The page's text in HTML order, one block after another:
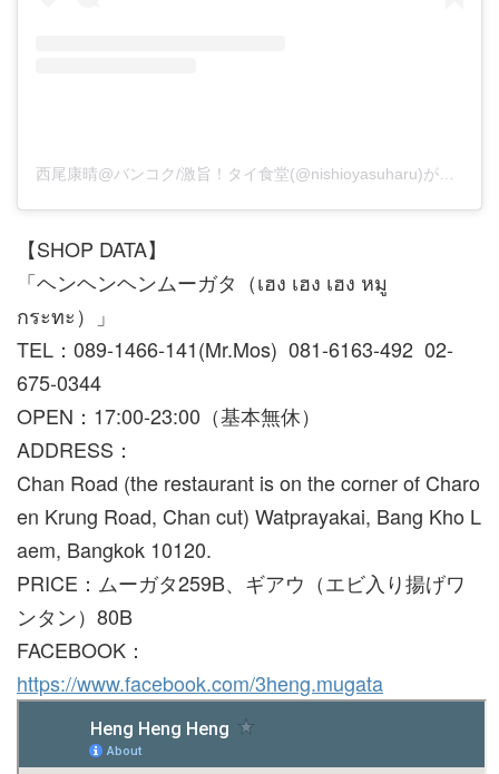
【SHOP DATA】
「ヘンヘンヘンムーガタ（เฮง เฮง เฮง หมู
กระทะ）」
TEL：089-1466-141(Mr.Mos) 081-6163-492 02-
675-0344
OPEN：17:00-23:00（基本無休）
ADDRESS：
Chan Road (the restaurant is on the corner of Charo
en Krung Road, Chan cut) Watprayakai, Bang Kho L
aem, Bangkok 10120.
PRICE：ムーガタ259B、ギアウ（エビ入り揚げワ
ンタン）80B
FACEBOOK：
https://www.facebook.com/3heng.mugata